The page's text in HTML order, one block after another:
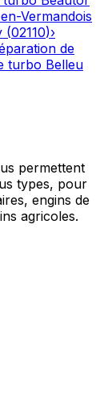
Vermandois
(02110)›
de
turbo Belleu
permettent
types, pour
engins de
agricoles.